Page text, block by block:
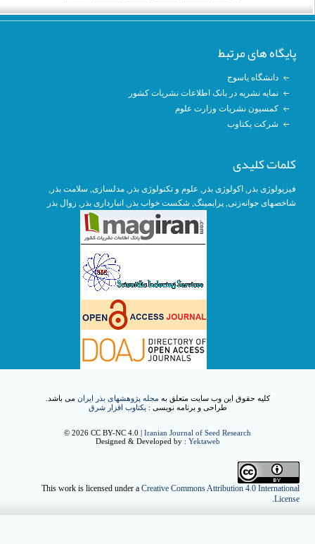
پایگاه های مرتبط
دانشگاه یاسوج
نمایه نشریه در بانک اطلاعات نشریات کشور
کمسیون نشریات وزارت علوم
شرکت یکتاوب
کلمات کلیدی
فیزیولوژی بذر, اکولوژی بذر, علوم و تکنولوژی بذر, مدلسازی, سلامت بذر,
شاخصهای جوانه‌زنی,پرایمینگ, شکست خواب بذر, انبارداری بذر, زوال بذر
کلیه حقوق این وب سایت متعلق به مجله پژوهشهای بذر ایران می باشد.
طراحی و برنامه نویسی : یکتاوب افزار شرق
© 2026 CC BY-NC 4.0 |Iranian Journal of Seed Research
Designed & Developed by :Yektaweb
This work is licensed under aCreative Commons Attribution 4.0 International
License
.